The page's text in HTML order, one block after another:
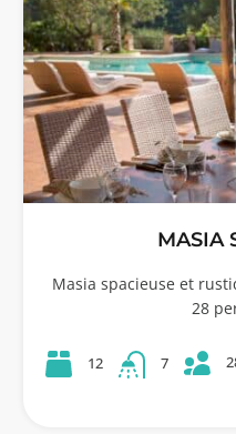
MASIA
Masia spacieuse et
28
12 7